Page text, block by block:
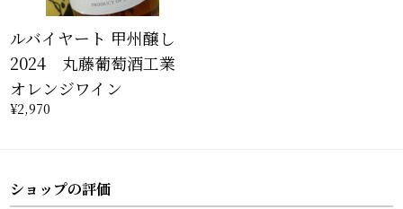
ルバイヤート 甲州醸し
2024 丸藤葡萄酒工業
オレンジワイン
¥2,970
ショップの評価